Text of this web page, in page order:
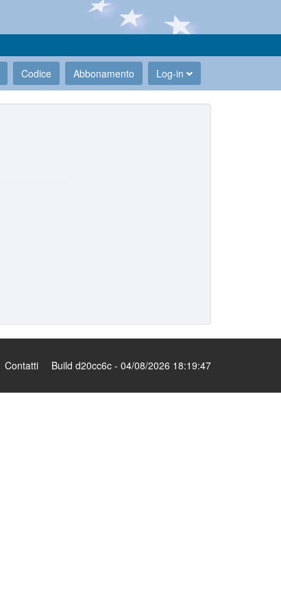
Codice Abbonamento Log-in
Contatti Build d20cc6c - 04/08/2026 18:19:47